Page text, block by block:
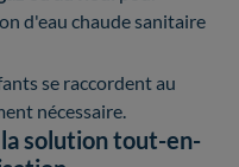
d'eau chaude sanitaire
se raccordent au
nécessaire.
solution tout-en-